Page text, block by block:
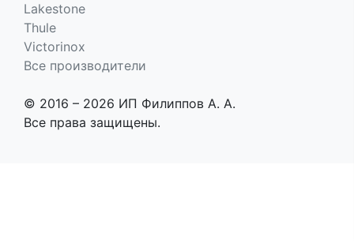
Lakestone
Thule
Victorinox
Все производители
© 2016 – 2026 ИП Филиппов А. А.
Все права защищены.